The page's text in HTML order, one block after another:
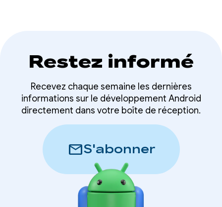
Restez informé
Recevez chaque semaine les dernières
informations sur le développement Android
directement dans votre boîte de réception.
mailS'abonner